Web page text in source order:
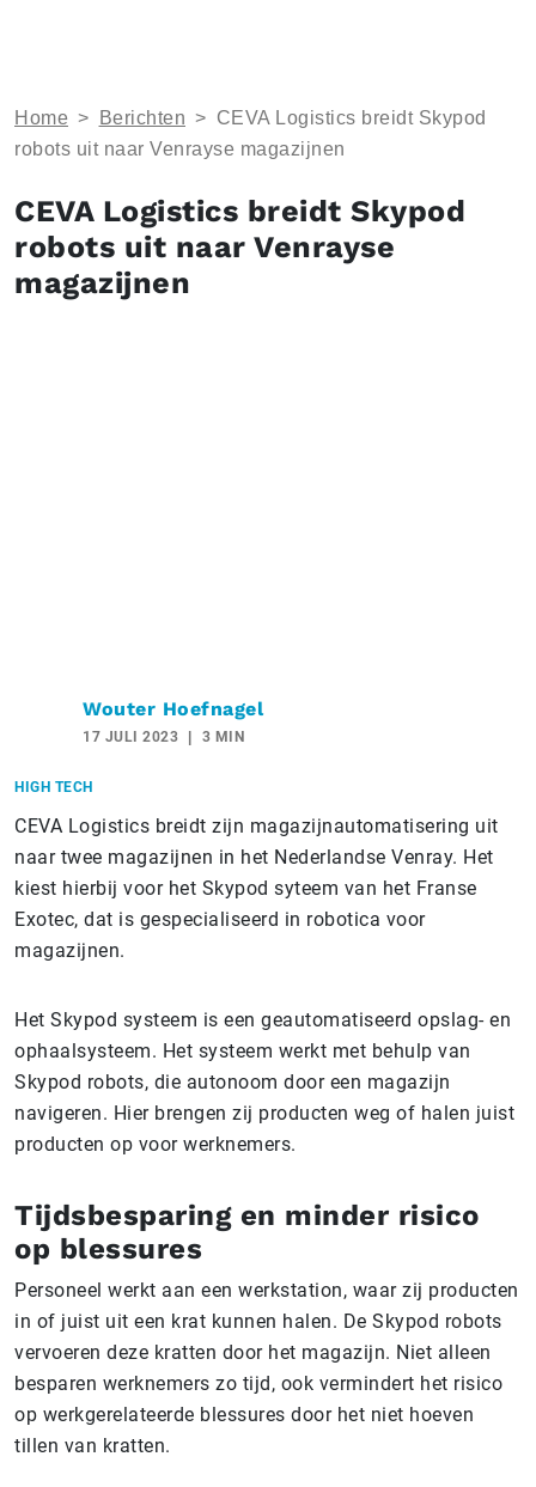
Home > Berichten > CEVA Logistics breidt Skypod
robots uit naar Venrayse magazijnen
CEVA Logistics breidt Skypod
robots uit naar Venrayse
magazijnen
Wouter Hoefnagel
17 JULI 2023 3 MIN
HIGH TECH
CEVA Logistics breidt zijn magazijnautomatisering uit
naar twee magazijnen in het Nederlandse Venray. Het
kiest hierbij voor het Skypod syteem van het Franse
Exotec, dat is gespecialiseerd in robotica voor
magazijnen.
Het Skypod systeem is een geautomatiseerd opslag- en
ophaalsysteem. Het systeem werkt met behulp van
Skypod robots, die autonoom door een magazijn
navigeren. Hier brengen zij producten weg of halen juist
producten op voor werknemers.
Tijdsbesparing en minder risico
op blessures
Personeel werkt aan een werkstation, waar zij producten
in of juist uit een krat kunnen halen. De Skypod robots
vervoeren deze kratten door het magazijn. Niet alleen
besparen werknemers zo tijd, ook vermindert het risico
op werkgerelateerde blessures door het niet hoeven
tillen van kratten.